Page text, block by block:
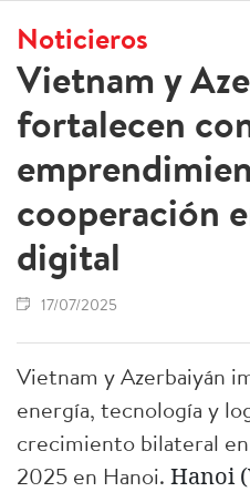
Noticieros
Vietnam y
fortalecen
cooperación
digital
17/07/2025
Vietnam y Azerbaiyán
energía, tecnología y
crecimiento bilateral
2025 en Hanoi. Hanoi